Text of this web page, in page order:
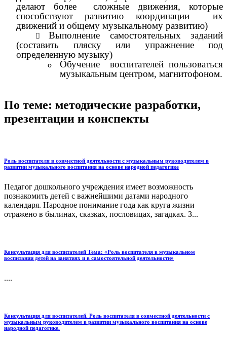
делают более сложные движения, которые
способствуют развитию координации их
движений и общему музыкальному развитию)
Выполнение самостоятельных заданий
(составить пляску или упражнение под
определенную музыку)
Обучение воспитателей пользоваться
музыкальным центром, магнитофоном.
По теме: методические разработки,
презентации и конспекты
Роль воспитателя в совместной деятельности с музыкальным руководителем в
развитии музыкального воспитания на основе народной педагогике
Педагог дошкольного учреждения имеет возможность
познакомить детей с важнейшими датами народного
календаря. Народное понимание года как круга жизни
отражено в былинах, сказках, пословицах, загадках. З...
Консультация для воспитателей Тема: «Роль воспитателя в музыкальном
воспитании детей на занятиях и в самостоятельной деятельности»
....
Консультация для воспитателей. Роль воспитателя в совместной деятельности с
музыкальным руководителем в развитии музыкального воспитания на основе
народной педагогике.